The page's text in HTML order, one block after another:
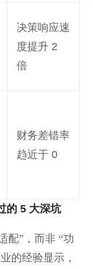
决策响应速
度提升 2
倍
财务差错率
趋近于 0
的 5 大深坑
配”，而非 “功
的经验显示，